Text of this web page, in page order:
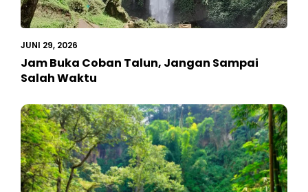
JUNI 29, 2026
Jam Buka Coban Talun, Jangan Sampai
Salah Waktu